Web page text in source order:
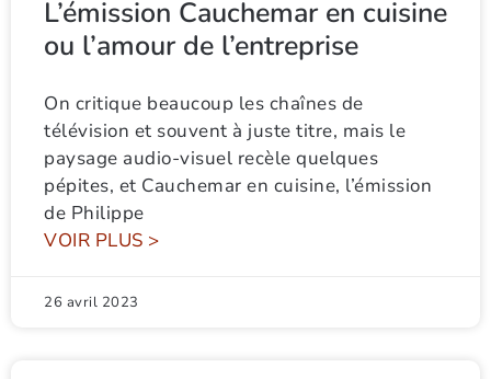
L’émission Cauchemar en cuisine
ou l’amour de l’entreprise
On critique beaucoup les chaînes de
télévision et souvent à juste titre, mais le
paysage audio-visuel recèle quelques
pépites, et Cauchemar en cuisine, l’émission
de Philippe
VOIR PLUS >
26 avril 2023